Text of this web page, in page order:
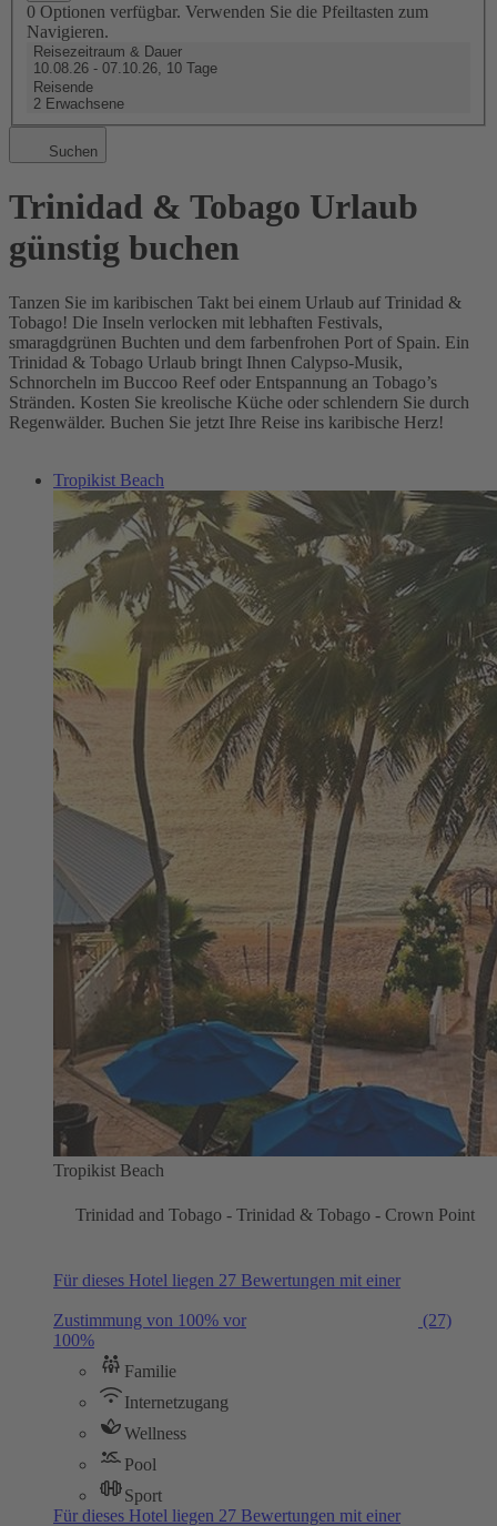
0 Optionen verfügbar. Verwenden Sie die Pfeiltasten zum
Navigieren.
Reisezeitraum & Dauer
10.08.26 - 07.10.26, 10 Tage
Reisende
2 Erwachsene
Suchen
Trinidad & Tobago Urlaub
günstig buchen
Tanzen Sie im karibischen Takt bei einem Urlaub auf Trinidad &
Tobago! Die Inseln verlocken mit lebhaften Festivals,
smaragdgrünen Buchten und dem farbenfrohen Port of Spain. Ein
Trinidad & Tobago Urlaub bringt Ihnen Calypso-Musik,
Schnorcheln im Buccoo Reef oder Entspannung an Tobago’s
Stränden. Kosten Sie kreolische Küche oder schlendern Sie durch
Regenwälder. Buchen Sie jetzt Ihre Reise ins karibische Herz!
Tropikist Beach
Tropikist Beach
Trinidad and Tobago - Trinidad & Tobago - Crown Point
Für dieses Hotel liegen 27 Bewertungen mit einer
Zustimmung von 100% vor
(27)
100%
Familie
Internetzugang
Wellness
Pool
Sport
Für dieses Hotel liegen 27 Bewertungen mit einer